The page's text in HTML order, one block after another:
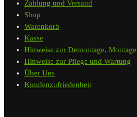
Zahlung und Versand
Shop
Warenkorb
Kasse
Hinweise zur Demontage, Montage
Hinweise zur Pflege und Wartung
Über Uns
Kundenzufriedenheit